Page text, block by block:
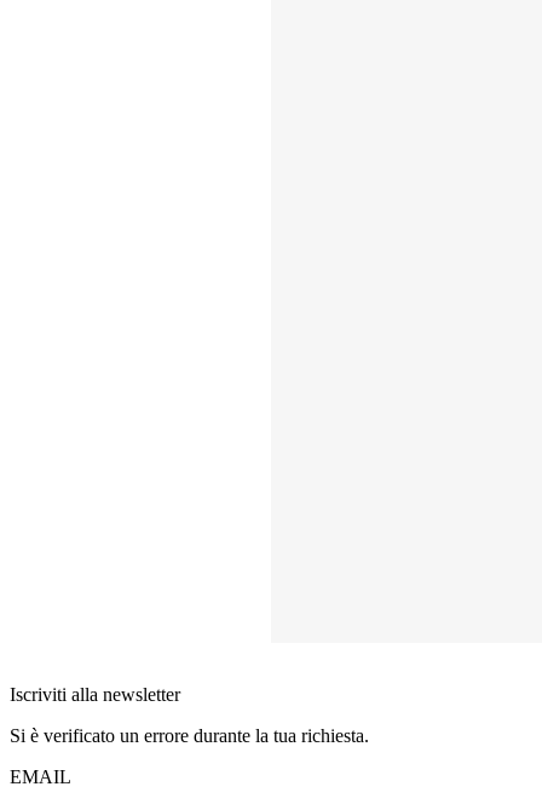
Iscriviti alla newsletter
Si è verificato un errore durante la tua richiesta.
EMAIL